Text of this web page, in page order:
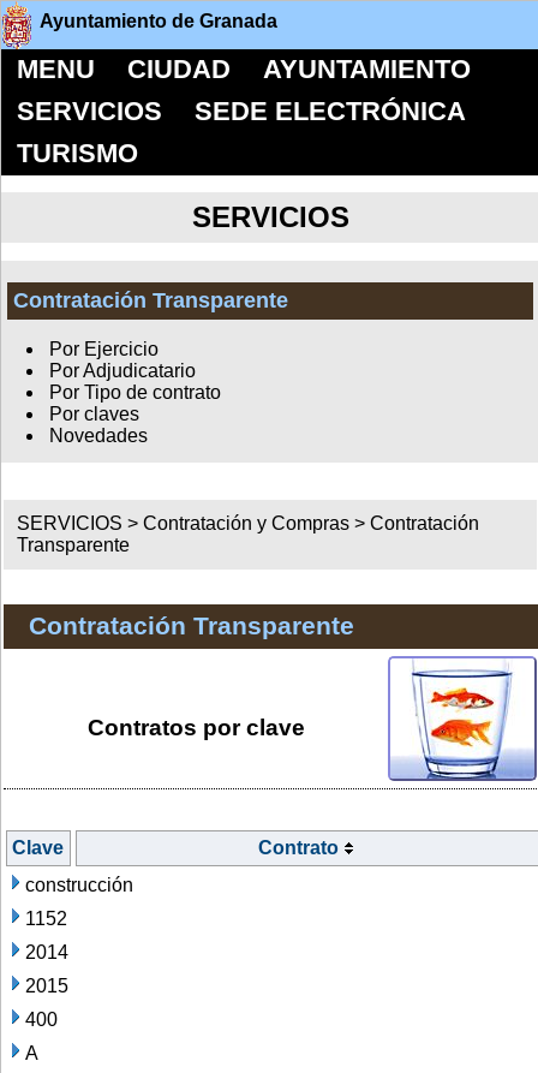
Ayuntamiento de Granada
MENU CIUDAD
AYUNTAMIENTO
SERVICIOS
SEDE ELECTRÓNICA
TURISMO
SERVICIOS
Contratación Transparente
Por Ejercicio
Por Adjudicatario
Por Tipo de contrato
Por claves
Novedades
SERVICIOS >Contratación y Compras >Contratación
Transparente
Contratación Transparente
Contratos por clave
Clave
Contrato
construcción
1152
2014
2015
400
A